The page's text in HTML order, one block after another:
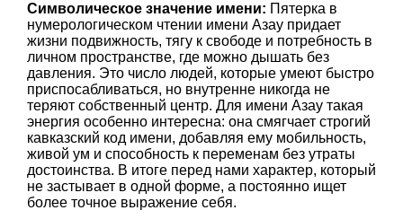
Символическое значение имени: Пятерка в
нумерологическом чтении имени Азау придает
жизни подвижность, тягу к свободе и потребность в
личном пространстве, где можно дышать без
давления. Это число людей, которые умеют быстро
приспосабливаться, но внутренне никогда не
теряют собственный центр. Для имени Азау такая
энергия особенно интересна: она смягчает строгий
кавказский код имени, добавляя ему мобильность,
живой ум и способность к переменам без утраты
достоинства. В итоге перед нами характер, который
не застывает в одной форме, а постоянно ищет
более точное выражение себя.